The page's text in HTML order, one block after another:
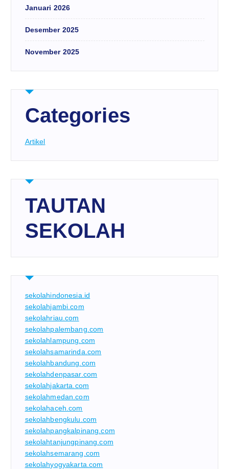
Januari 2026
Desember 2025
November 2025
Categories
Artikel
TAUTAN
SEKOLAH
sekolahindonesia.id
sekolahjambi.com
sekolahriau.com
sekolahpalembang.com
sekolahlampung.com
sekolahsamarinda.com
sekolahbandung.com
sekolahdenpasar.com
sekolahjakarta.com
sekolahmedan.com
sekolahaceh.com
sekolahbengkulu.com
sekolahpangkalpinang.com
sekolahtanjungpinang.com
sekolahsemarang.com
sekolahyogyakarta.com